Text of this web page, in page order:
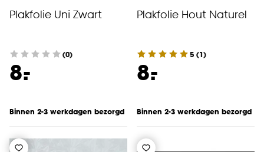
Plakfolie Uni Zwart
(0)
8.
-
Binnen 2-3 werkdagen bezorgd
Plakfolie Hout Naturel
5 (1)
8.
-
Binnen 2-3 werkdagen bezorgd